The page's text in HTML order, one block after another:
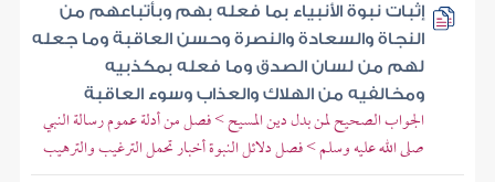
إثبات نبوة الأنبياء بما فعله بهم وبأتباعهم من
النجاة والسعادة والنصرة وحسن العاقبة وما جعله
لهم من لسان الصدق وما فعله بمكذبيه
ومخالفيه من الهلاك والعذاب وسوء العاقبة
الجواب الصحيح لمن بدل دين المسيح > فصل من أدلة عموم رسالة النبي
صلى الله عليه وسلم > فصل دلائل النبوة أخبار تحمل الترغيب والترهيب